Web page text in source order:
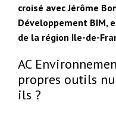
croisé avec Jérôme
Développement BIM,
de la région Ile-de-
AC
propres outils
ils ?